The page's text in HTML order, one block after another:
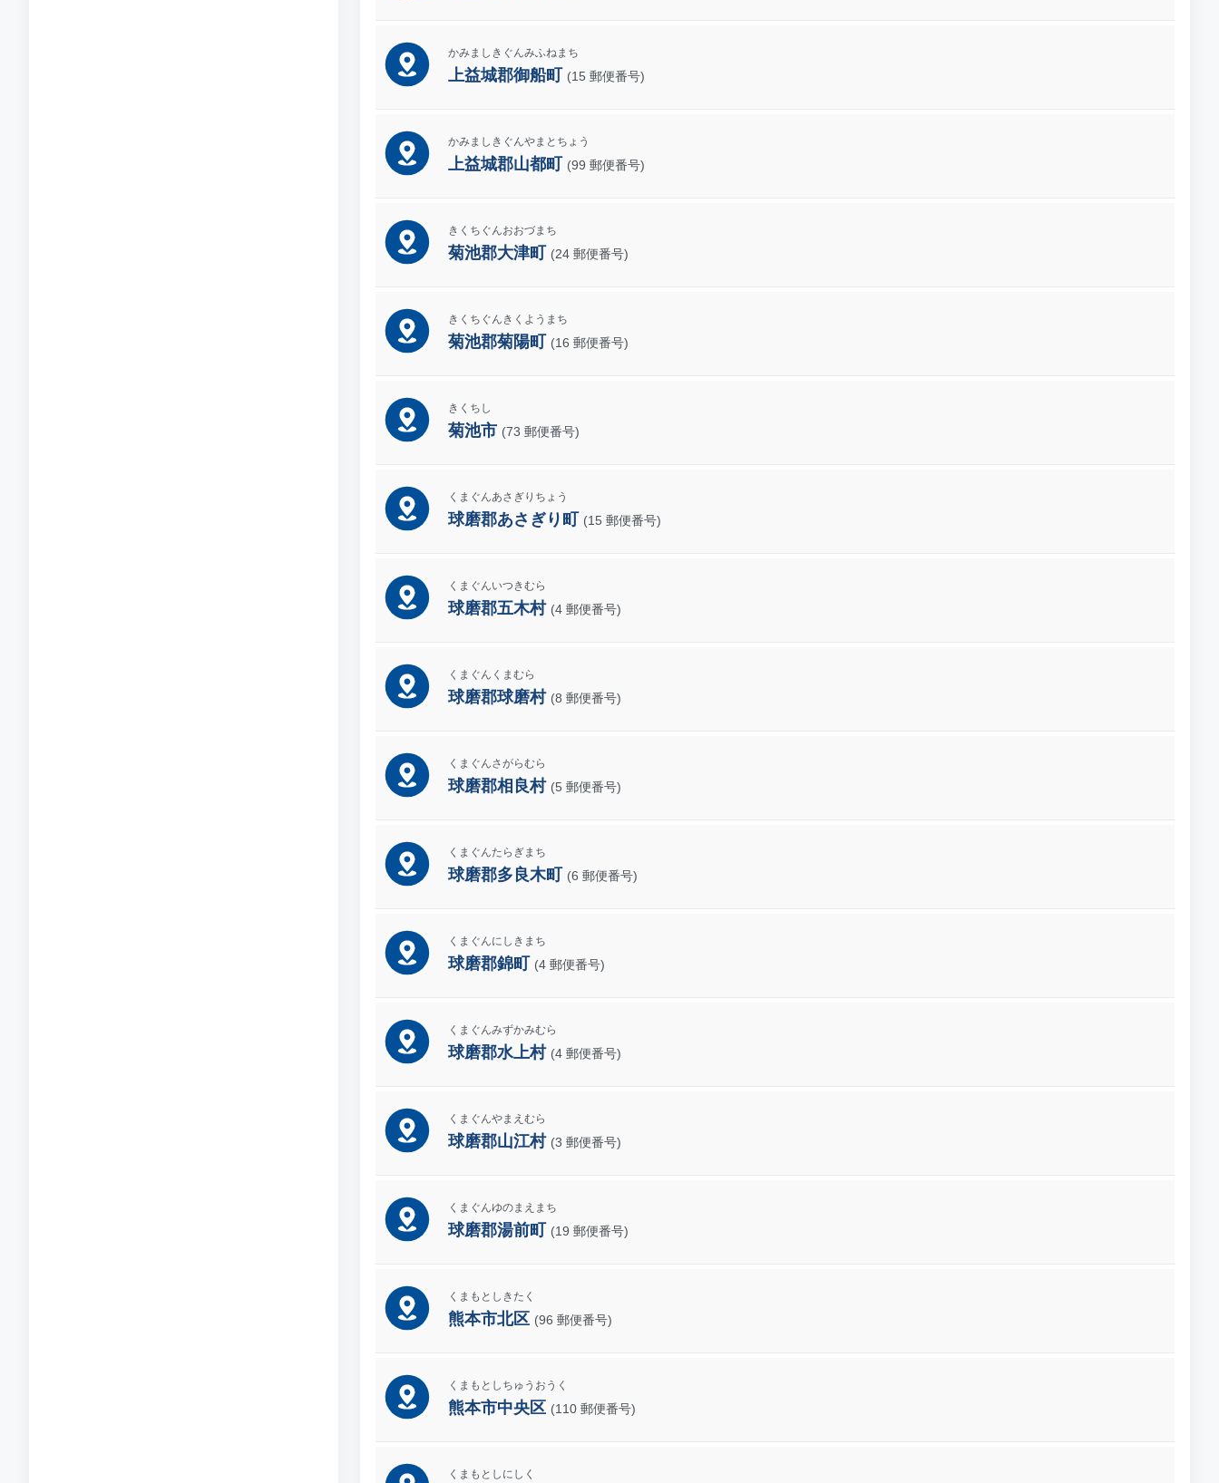
かみましきぐんみふねまち
上益城郡御船町 (15 郵便番号)
かみましきぐんやまとちょう
上益城郡山都町 (99 郵便番号)
きくちぐんおおづまち
菊池郡大津町 (24 郵便番号)
きくちぐんきくようまち
菊池郡菊陽町 (16 郵便番号)
きくちし
菊池市 (73 郵便番号)
くまぐんあさぎりちょう
球磨郡あさぎり町 (15 郵便番号)
くまぐんいつきむら
球磨郡五木村 (4 郵便番号)
くまぐんくまむら
球磨郡球磨村 (8 郵便番号)
くまぐんさがらむら
球磨郡相良村 (5 郵便番号)
くまぐんたらぎまち
球磨郡多良木町 (6 郵便番号)
くまぐんにしきまち
球磨郡錦町 (4 郵便番号)
くまぐんみずかみむら
球磨郡水上村 (4 郵便番号)
くまぐんやまえむら
球磨郡山江村 (3 郵便番号)
くまぐんゆのまえまち
球磨郡湯前町 (19 郵便番号)
くまもとしきたく
熊本市北区 (96 郵便番号)
くまもとしちゅうおうく
熊本市中央区 (110 郵便番号)
くまもとしにしく